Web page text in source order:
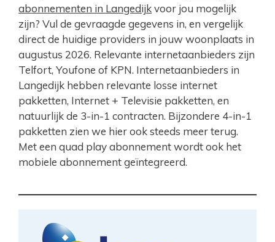
abonnementen in Langedijkvoor jou mogelijk
zijn? Vul de gevraagde gegevens in, en vergelijk
direct de huidige providers in jouw woonplaats in
augustus 2026. Relevante internetaanbieders zijn
Telfort, Youfone of KPN. Internetaanbieders in
Langedijk hebben relevante losse internet
pakketten, Internet + Televisie pakketten, en
natuurlijk de 3-in-1 contracten. Bijzondere 4-in-1
pakketten zien we hier ook steeds meer terug.
Met een quad play abonnement wordt ook het
mobiele abonnement geïntegreerd.